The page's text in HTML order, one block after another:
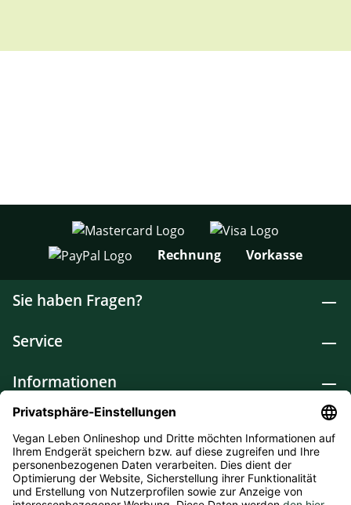
Rechnung Vorkasse
Sie haben Fragen?
Service
Informationen
Lebensmittel
Drogerie